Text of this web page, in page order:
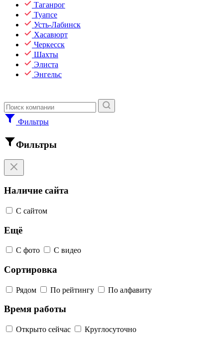
Таганрог
Туапсе
Усть-Лабинск
Хасавюрт
Черкесск
Шахты
Элиста
Энгельс
Фильтры
Фильтры
Наличие сайта
С сайтом
Ещё
С фото С видео
Сортировка
Рядом По рейтингу По алфавиту
Время работы
Открыто сейчас Круглосуточно